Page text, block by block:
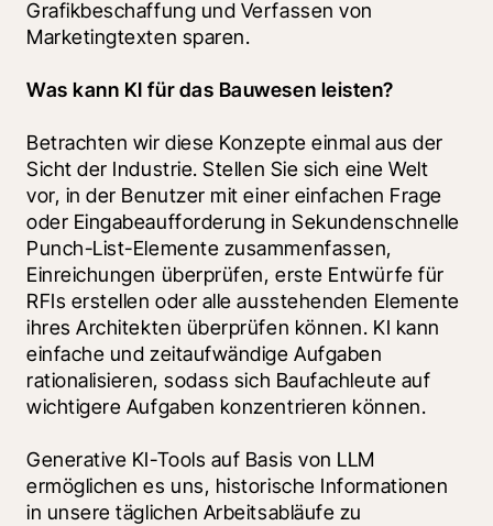
Grafikbeschaffung und Verfassen von
Marketingtexten sparen.
Was kann KI für das Bauwesen leisten?
Betrachten wir diese Konzepte einmal aus der
Sicht der Industrie. Stellen Sie sich eine Welt
vor, in der Benutzer mit einer einfachen Frage
oder Eingabeaufforderung in Sekundenschnelle
Punch-List-Elemente zusammenfassen,
Einreichungen überprüfen, erste Entwürfe für
RFIs erstellen oder alle ausstehenden Elemente
ihres Architekten überprüfen können. KI kann
einfache und zeitaufwändige Aufgaben
rationalisieren, sodass sich Baufachleute auf
wichtigere Aufgaben konzentrieren können.
Generative KI-Tools auf Basis von LLM
ermöglichen es uns, historische Informationen
in unsere täglichen Arbeitsabläufe zu